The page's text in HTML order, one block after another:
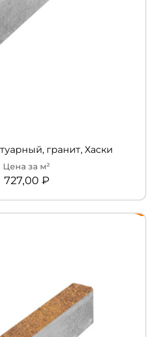
гранит, Хаски
727,00 ₽